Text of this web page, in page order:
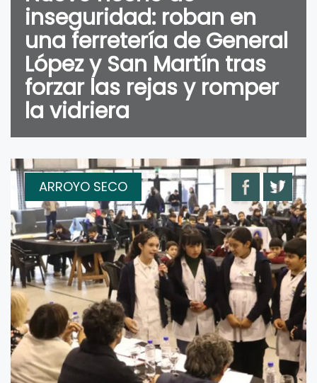
inseguridad: roban en
una ferretería de General
López y San Martín tras
forzar las rejas y romper
la vidriera
ARROYO SECO